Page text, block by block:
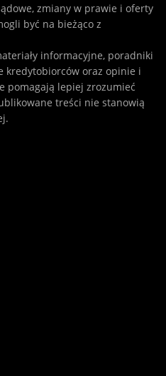
zmiany w prawie i oferty
być na bieżąco z
informacyjne, poradniki
kredytobiorców oraz opinie i
pomagają lepiej zrozumieć
treści nie stanowią